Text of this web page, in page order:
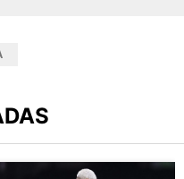
"Se confirmó si Cruz Azul
Un artículo de tendencia con